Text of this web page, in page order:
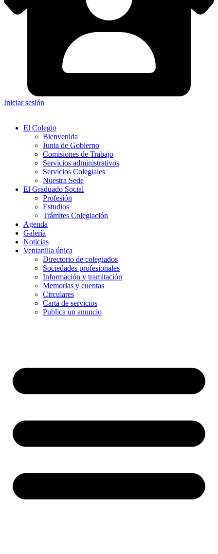
Iniciar sesión
El Colegio
Bienvenida
Junta de Gobierno
Comisiones de Trabajo
Servicios administrativos
Servicios Colegiales
Nuestra Sede
El Graduado Social
Profesión
Estudios
Trámites Colegiación
Agenda
Galería
Noticias
Ventanilla única
Directorio de colegiados
Sociedades profesionales
Información y tramitación
Memorias y cuentas
Circulares
Carta de servicios
Publica un anuncio